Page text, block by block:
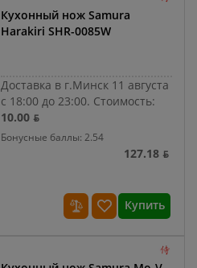
Кухонный нож Samura
Harakiri SHR-0085W
Доставка в г.Минск 11 августа
с 18:00 до 23:00. Стоимость:
10.00 ƃ
Бонусные баллы: 2.54
127.18 ƃ
Купить